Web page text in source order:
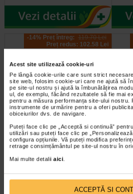
Acest site utilizează cookie-uri
Pe lângă cookie-urile care sunt strict
site web, folosim cookie-uri care ne ajută să
pe site-ul nostru și ajută la îmbunătățirea
ul, de exemplu, făcând rezultatele să fie mai
pentru a măsura performanța site-ului nostru.
instrumente de urmărire pentru a oferi
obiceiurilor dvs. de navigare.
Puteți face clic pe „Acceptă si continuă”
utilizări sau puteți face clic pe
configura opțiunile. Vă puteți modifica
retrage consimțământul pe site-ul nostru în
Mai multe detalii aici
ACCEPTĂ SI
-14% Preț întreg: 119.70 Lei
Preț redus: 102.58 Lei
Aderma Exomega Control
Crema 200ml
Aderma Exomega Control este o
sau cu tendinta atopica. Contine…